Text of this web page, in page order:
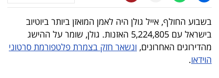
טלוויזיה
עסקי
ספורט
בשבוע החולף, אייל גולן היה לאמן המואזן ביותר ביוטיוב
בישראל עם 5,224,805 האזנות. גולן, שומר על ההישג
מהדירוגים האחרונים, ונשאר חזק בצמרת פלטפורמת סרטוני
הוידאו.